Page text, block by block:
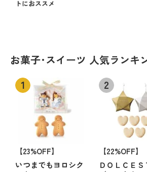
トにおススメ
お菓子･スイーツ 人気ランキ
【23%OFF】
いつまでもヨロシク
【22%OFF】
ＤＯＬＣＥＳ